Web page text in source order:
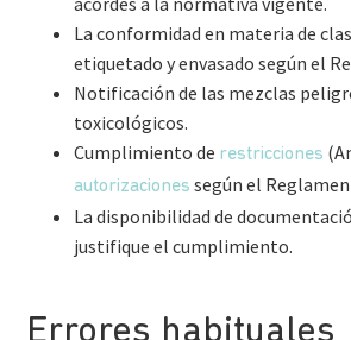
La conformidad en materia de
etiquetado y envasado según el
Notificación de las mezclas
toxicológicos.
Cumplimiento de restricciones
autorizaciones según el
La disponibilidad de
justifique el cumplimiento.